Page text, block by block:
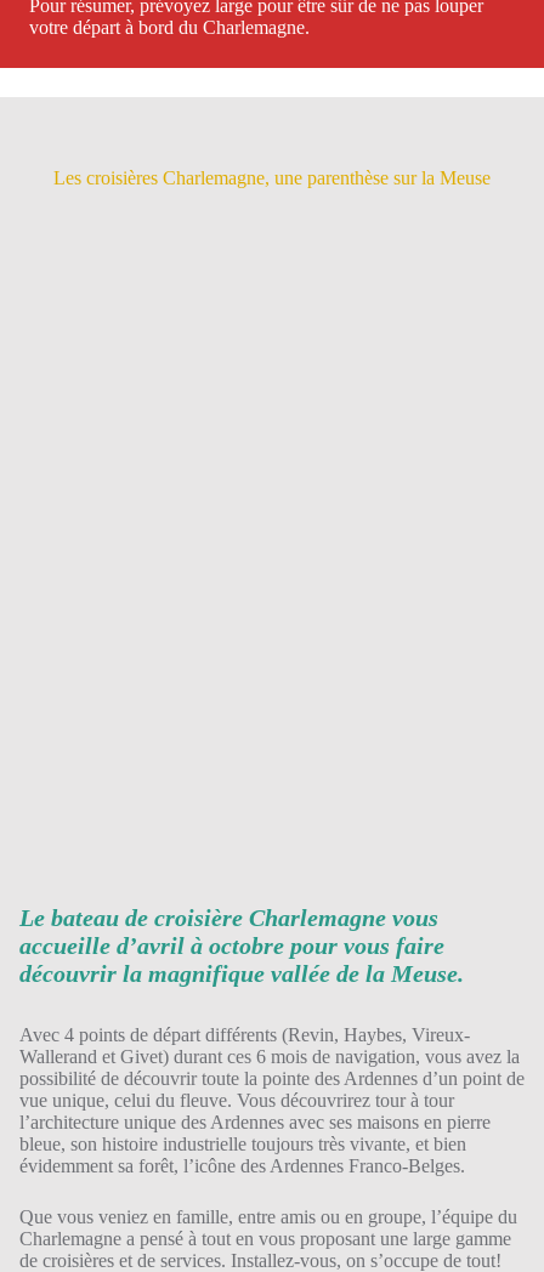
Pour résumer, prévoyez large pour être sûr de ne pas louper
votre départ à bord du Charlemagne.
Les croisières Charlemagne, une parenthèse sur la Meuse
Le bateau de croisière Charlemagne vous
accueille d’avril à octobre pour vous faire
découvrir la magnifique vallée de la Meuse.
Avec 4 points de départ différents (Revin, Haybes, Vireux-
Wallerand et Givet) durant ces 6 mois de navigation, vous avez la
possibilité de découvrir toute la pointe des Ardennes d’un point de
vue unique, celui du fleuve. Vous découvrirez tour à tour
l’architecture unique des Ardennes avec ses maisons en pierre
bleue, son histoire industrielle toujours très vivante, et bien
évidemment sa forêt, l’icône des Ardennes Franco-Belges.
Que vous veniez en famille, entre amis ou en groupe, l’équipe du
Charlemagne a pensé à tout en vous proposant une large gamme
de croisières et de services. Installez-vous, on s’occupe de tout!